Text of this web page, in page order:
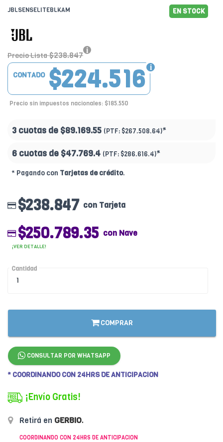
JBLSENSELITEBLKAM EN STOCK
Precio Lista $238.847
$224.516
CONTADO
Precio sin impuestos nacionales: $185.550
3 cuotas de $89.169.55 (PTF: $267.508.64)*
6 cuotas de $47.769.4 (PTF: $286.616.4)*
* Pagando con Tarjetas de crédito.
$238.847 con Tarjeta
$250.789.35 con Nave
¡VER DETALLE!
Cantidad
COMPRAR
CONSULTAR POR WHATSAPP
* COORDINANDO CON 24HRS DE ANTICIPACION
¡Envío Gratis!
Retirá en GERBIO.
COORDINANDO CON 24HRS DE ANTICIPACION